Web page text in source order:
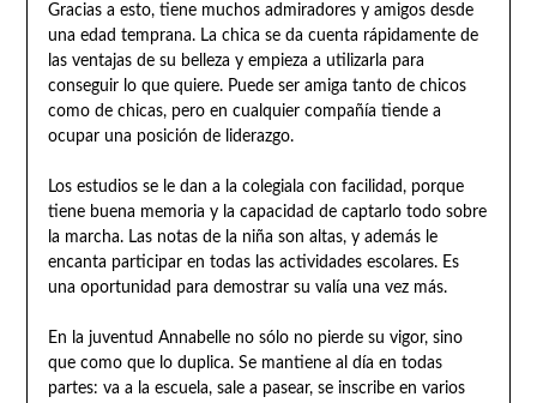
Gracias a esto, tiene muchos admiradores y amigos desde
una edad temprana. La chica se da cuenta rápidamente de
las ventajas de su belleza y empieza a utilizarla para
conseguir lo que quiere. Puede ser amiga tanto de chicos
como de chicas, pero en cualquier compañía tiende a
ocupar una posición de liderazgo.
Los estudios se le dan a la colegiala con facilidad, porque
tiene buena memoria y la capacidad de captarlo todo sobre
la marcha. Las notas de la niña son altas, y además le
encanta participar en todas las actividades escolares. Es
una oportunidad para demostrar su valía una vez más.
En la juventud Annabelle no sólo no pierde su vigor, sino
que como que lo duplica. Se mantiene al día en todas
partes: va a la escuela, sale a pasear, se inscribe en varios